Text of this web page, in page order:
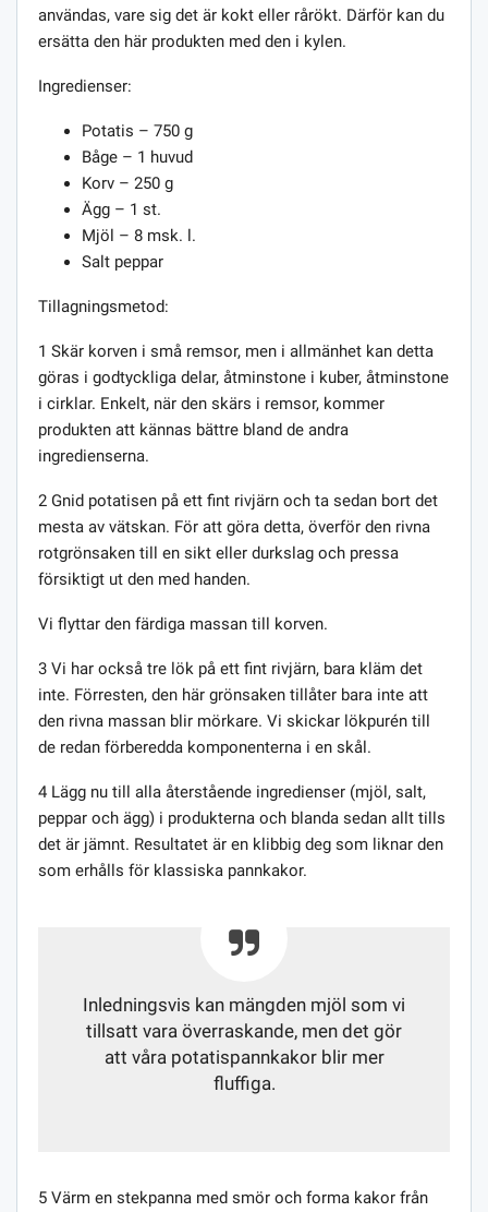
användas, vare sig det är kokt eller rårökt. Därför kan du
ersätta den här produkten med den i kylen.
Ingredienser:
Potatis – 750 g
Båge – 1 huvud
Korv – 250 g
Ägg – 1 st.
Mjöl – 8 msk. l.
Salt peppar
Tillagningsmetod:
1 Skär korven i små remsor, men i allmänhet kan detta
göras i godtyckliga delar, åtminstone i kuber, åtminstone
i cirklar. Enkelt, när den skärs i remsor, kommer
produkten att kännas bättre bland de andra
ingredienserna.
2 Gnid potatisen på ett fint rivjärn och ta sedan bort det
mesta av vätskan. För att göra detta, överför den rivna
rotgrönsaken till en sikt eller durkslag och pressa
försiktigt ut den med handen.
Vi flyttar den färdiga massan till korven.
3 Vi har också tre lök på ett fint rivjärn, bara kläm det
inte. Förresten, den här grönsaken tillåter bara inte att
den rivna massan blir mörkare. Vi skickar lökpurén till
de redan förberedda komponenterna i en skål.
4 Lägg nu till alla återstående ingredienser (mjöl, salt,
peppar och ägg) i produkterna och blanda sedan allt tills
det är jämnt. Resultatet är en klibbig deg som liknar den
som erhålls för klassiska pannkakor.
Inledningsvis kan mängden mjöl som vi
tillsatt vara överraskande, men det gör
att våra potatispannkakor blir mer
fluffiga.
5 Värm en stekpanna med smör och forma kakor från